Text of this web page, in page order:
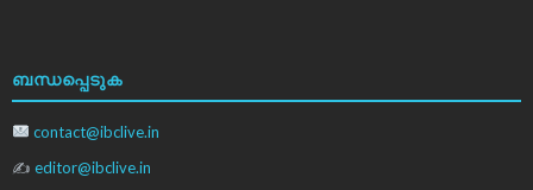
ബന്ധപ്പെടുക
contact@ibclive.in
✍ editor@ibclive.in